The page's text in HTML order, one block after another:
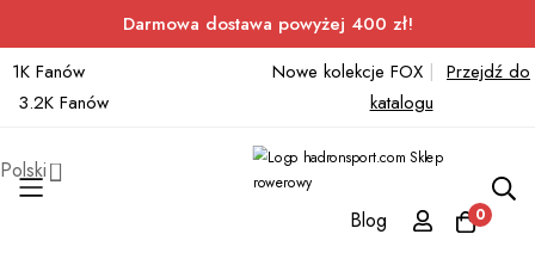
Darmowa dostawa powyżej 400 zł!
1K Fanów
3.2K Fanów
Nowe kolekcje FOX | Przejdź do
katalogu
Polski
Blog
0